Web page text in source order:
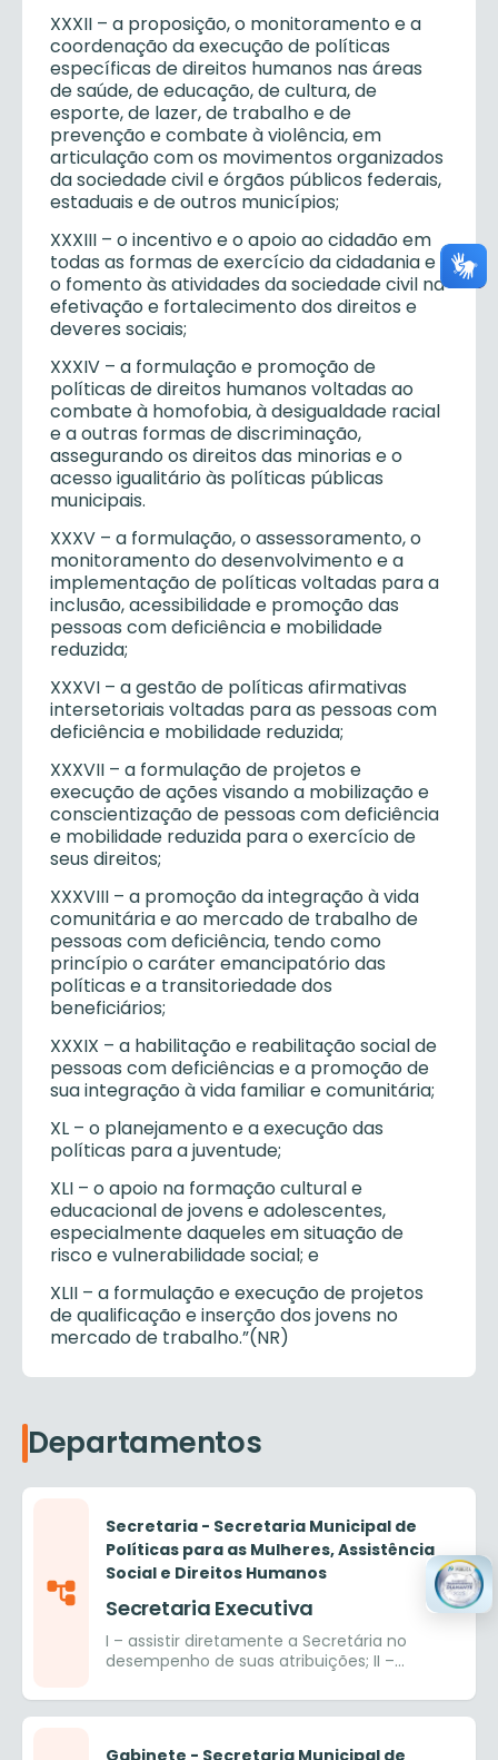
XXXII – a proposição, o monitoramento e a
coordenação da execução de políticas
específicas de direitos humanos nas áreas
de saúde, de educação, de cultura, de
esporte, de lazer, de trabalho e de
prevenção e combate à violência, em
articulação com os movimentos organizados
da sociedade civil e órgãos públicos federais,
estaduais e de outros municípios;
XXXIII – o incentivo e o apoio ao cidadão em
todas as formas de exercício da cidadania e
o fomento às atividades da sociedade civil na
efetivação e fortalecimento dos direitos e
deveres sociais;
XXXIV – a formulação e promoção de
políticas de direitos humanos voltadas ao
combate à homofobia, à desigualdade racial
e a outras formas de discriminação,
assegurando os direitos das minorias e o
acesso igualitário às políticas públicas
municipais.
XXXV – a formulação, o assessoramento, o
monitoramento do desenvolvimento e a
implementação de políticas voltadas para a
inclusão, acessibilidade e promoção das
pessoas com deficiência e mobilidade
reduzida;
XXXVI – a gestão de políticas afirmativas
intersetoriais voltadas para as pessoas com
deficiência e mobilidade reduzida;
XXXVII – a formulação de projetos e
execução de ações visando a mobilização e
conscientização de pessoas com deficiência
e mobilidade reduzida para o exercício de
seus direitos;
XXXVIII – a promoção da integração à vida
comunitária e ao mercado de trabalho de
pessoas com deficiência, tendo como
princípio o caráter emancipatório das
políticas e a transitoriedade dos
beneficiários;
XXXIX – a habilitação e reabilitação social de
pessoas com deficiências e a promoção de
sua integração à vida familiar e comunitária;
XL – o planejamento e a execução das
políticas para a juventude;
XLI – o apoio na formação cultural e
educacional de jovens e adolescentes,
especialmente daqueles em situação de
risco e vulnerabilidade social; e
XLII – a formulação e execução de projetos
de qualificação e inserção dos jovens no
mercado de trabalho.”(NR)
Departamentos
Secretaria - Secretaria Municipal de
Políticas para as Mulheres, Assistência
Social e Direitos Humanos
Secretaria Executiva
I – assistir diretamente a Secretária no
desempenho de suas atribuições; II –
controle das atividades gerenciais da
Secretaria Municipal de Políticas para as
Gabinete - Secretaria Municipal de